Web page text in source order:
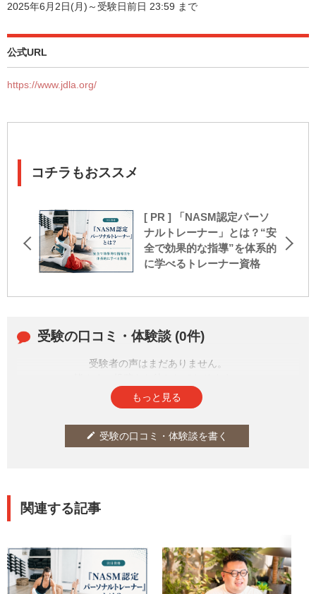
2025年6月2日(月)～受験日前日 23:59 まで
公式URL
https://www.jdla.org/
コチラもおススメ
[ PR ] 「NASM認定パーソ
ナルトレーナー」とは？“安
全で効果的な指導”を体系的
に学べるトレーナー資格
受験の口コミ・体験談 (0件)
受験者の声はまだありません。
もっと見る
edit 受験の口コミ・体験談を書く
関連する記事